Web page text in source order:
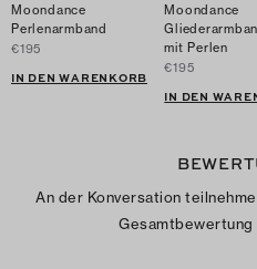
Moondance
Perlenarmband
€195
IN DEN WARENKORB
Moondance
mit Perlen
€195
IN DEN
An der Konversation
Gesamtbewertung